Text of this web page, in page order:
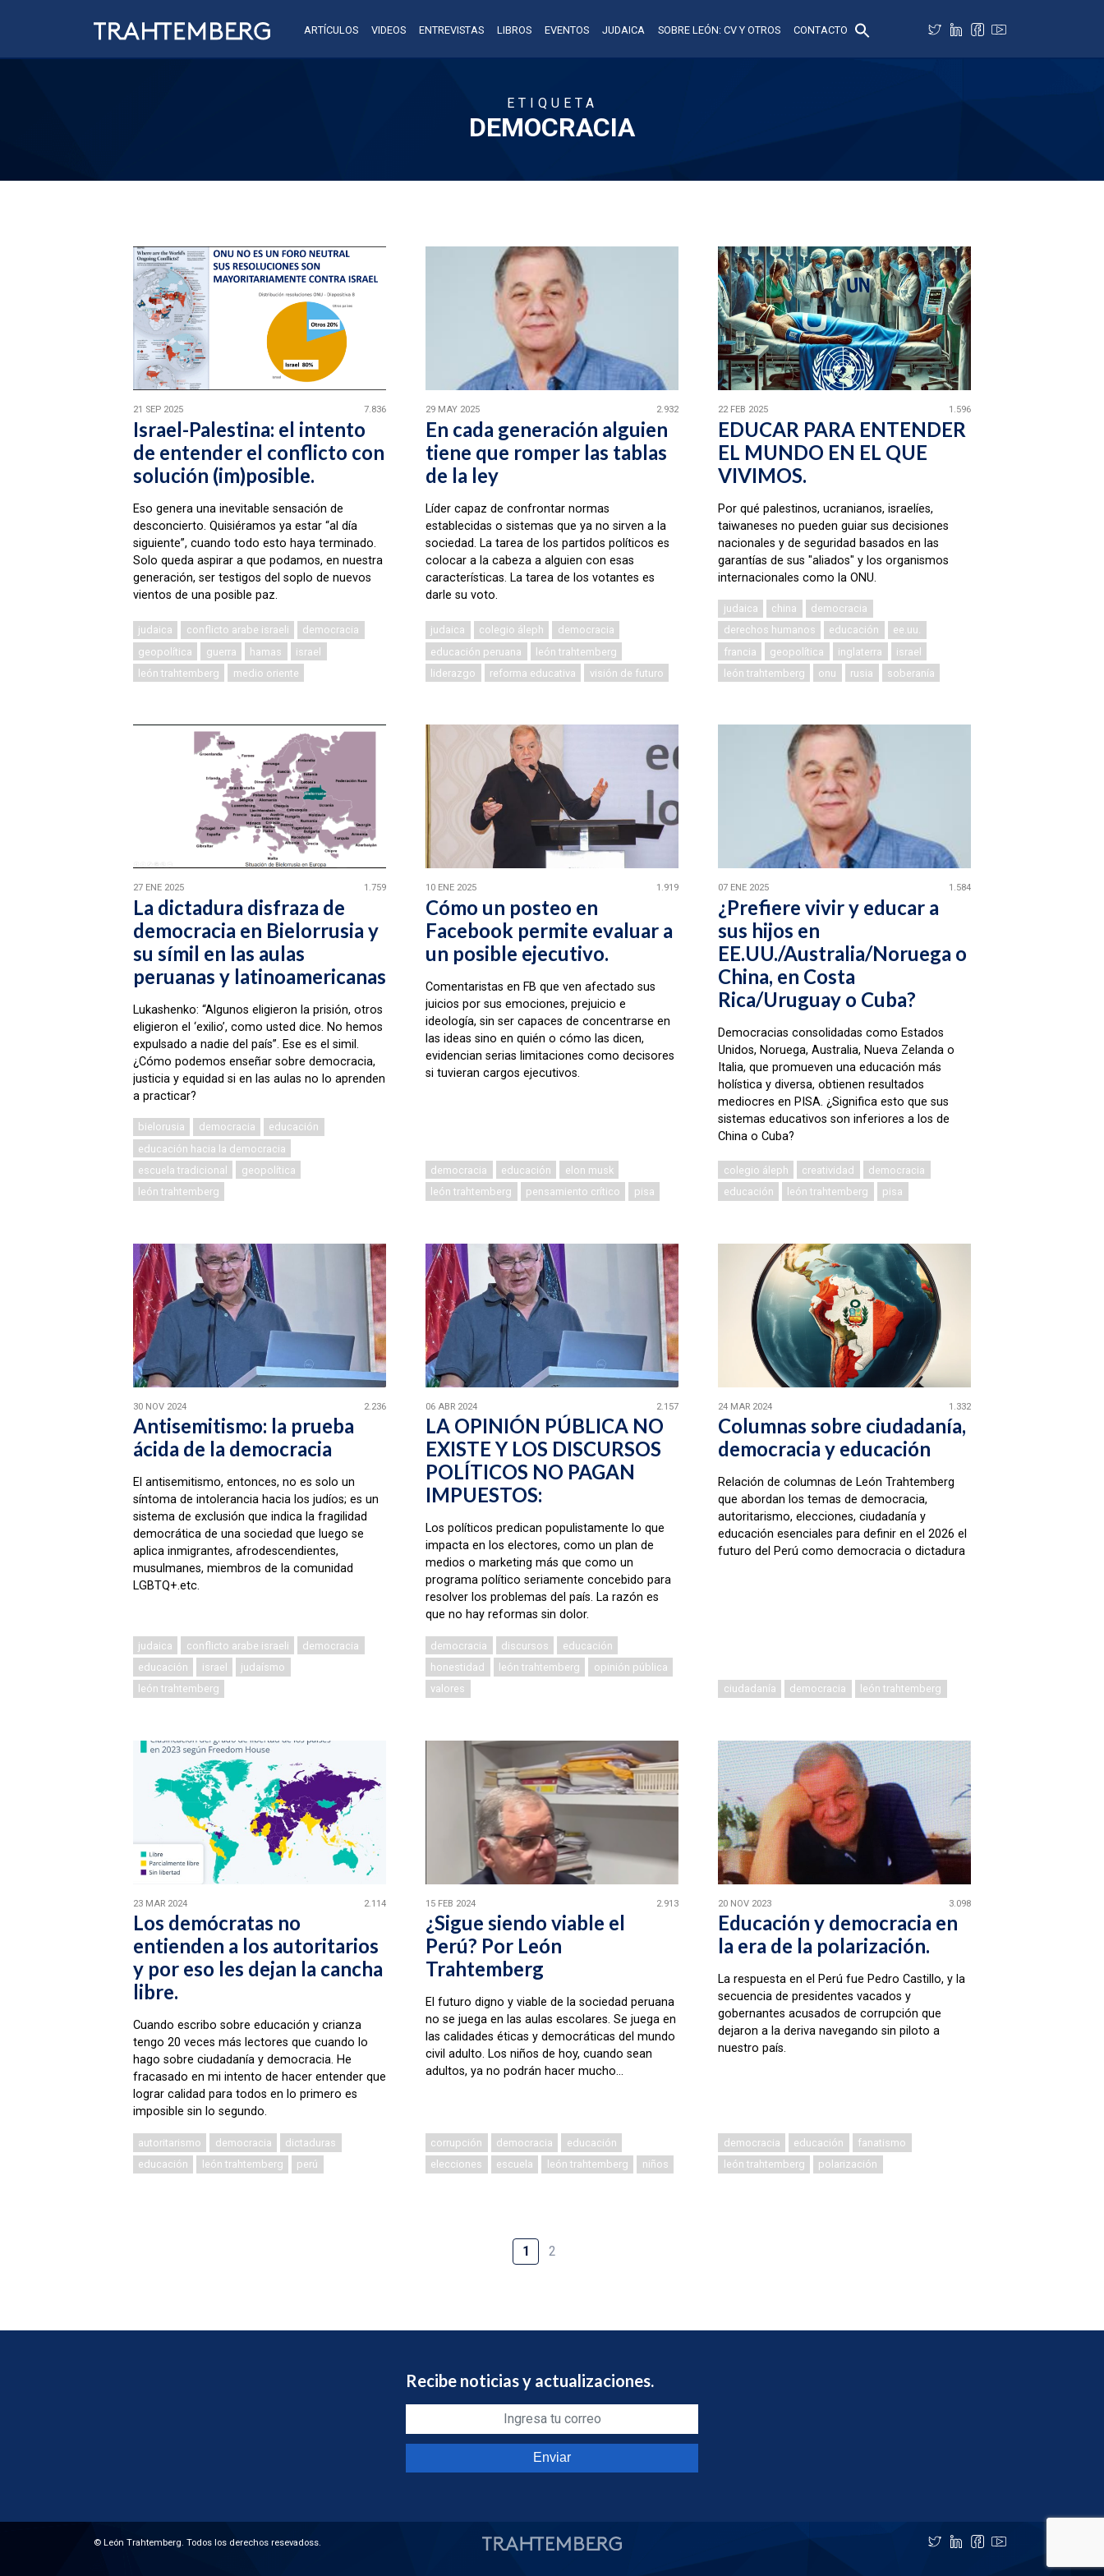
ARTÍCULOS VIDEOS ENTREVISTAS LIBROS EVENTOS JUDAICA SOBRE LEÓN: CV Y OTROS CONTACTO
ETIQUETA
DEMOCRACIA
21 SEP 2025 7.836
Israel-Palestina: el intento
de entender el conflicto con
solución (im)posible.
Eso genera una inevitable sensación de
desconcierto. Quisiéramos ya estar “al día
siguiente”, cuando todo esto haya terminado.
Solo queda aspirar a que podamos, en nuestra
generación, ser testigos del soplo de nuevos
vientos de una posible paz.
judaica conflicto arabe israeli
democracia
geopolítica
guerra hamas
israel
león trahtemberg
medio oriente
29 MAY 2025 2.932
En cada generación alguien
tiene que romper las tablas
de la ley
Líder capaz de confrontar normas
establecidas o sistemas que ya no sirven a la
sociedad. La tarea de los partidos políticos es
colocar a la cabeza a alguien con esas
características. La tarea de los votantes es
darle su voto.
judaica colegio áleph
democracia
educación peruana
león trahtemberg
liderazgo
reforma educativa visión de futuro
22 FEB 2025 1.596
EDUCAR PARA ENTENDER
EL MUNDO EN EL QUE
VIVIMOS.
Por qué palestinos, ucranianos, israelíes,
taiwaneses no pueden guiar sus decisiones
nacionales y de seguridad basados en las
garantías de sus "aliados" y los organismos
internacionales como la ONU.
judaica china
democracia
derechos humanos
educación
ee.uu.
francia
geopolítica inglaterra
israel
león trahtemberg
onu rusia soberanía
27 ENE 2025 1.759
La dictadura disfraza de
democracia en Bielorrusia y
su símil en las aulas
peruanas y latinoamericanas
Lukashenko: “Algunos eligieron la prisión, otros
eligieron el ‘exilio’, como usted dice. No hemos
expulsado a nadie del país”. Ese es el simil.
¿Cómo podemos enseñar sobre democracia,
justicia y equidad si en las aulas no lo aprenden
a practicar?
bielorusia democracia
educación
educación hacia la democracia
escuela tradicional
geopolítica
león trahtemberg
10 ENE 2025 1.919
Cómo un posteo en
Facebook permite evaluar a
un posible ejecutivo.
Comentaristas en FB que ven afectado sus
juicios por sus emociones, prejuicio e
ideología, sin ser capaces de concentrarse en
las ideas sino en quién o cómo las dicen,
evidencian serias limitaciones como decisores
si tuvieran cargos ejecutivos.
democracia educación
elon musk
león trahtemberg
pensamiento crítico pisa
07 ENE 2025 1.584
¿Prefiere vivir y educar a
sus hijos en
EE.UU./Australia/Noruega o
China, en Costa
Rica/Uruguay o Cuba?
Democracias consolidadas como Estados
Unidos, Noruega, Australia, Nueva Zelanda o
Italia, que promueven una educación más
holística y diversa, obtienen resultados
mediocres en PISA. ¿Significa esto que sus
sistemas educativos son inferiores a los de
China o Cuba?
colegio áleph creatividad
democracia
educación
león trahtemberg pisa
30 NOV 2024 2.236
Antisemitismo: la prueba
ácida de la democracia
El antisemitismo, entonces, no es solo un
síntoma de intolerancia hacia los judíos; es un
sistema de exclusión que indica la fragilidad
democrática de una sociedad que luego se
aplica inmigrantes, afrodescendientes,
musulmanes, miembros de la comunidad
LGBTQ+.etc.
judaica conflicto arabe israeli
democracia
educación
israel
judaísmo
león trahtemberg
06 ABR 2024 2.157
LA OPINIÓN PÚBLICA NO
EXISTE Y LOS DISCURSOS
POLÍTICOS NO PAGAN
IMPUESTOS:
Los políticos predican populistamente lo que
impacta en los electores, como un plan de
medios o marketing más que como un
programa político seriamente concebido para
resolver los problemas del país. La razón es
que no hay reformas sin dolor.
democracia discursos
educación
honestidad
león trahtemberg
opinión pública
valores
24 MAR 2024 1.332
Columnas sobre ciudadanía,
democracia y educación
Relación de columnas de León Trahtemberg
que abordan los temas de democracia,
autoritarismo, elecciones, ciudadanía y
educación esenciales para definir en el 2026 el
futuro del Perú como democracia o dictadura
ciudadanía democracia león trahtemberg
23 MAR 2024 2.114
Los demócratas no
entienden a los autoritarios
y por eso les dejan la cancha
libre.
Cuando escribo sobre educación y crianza
tengo 20 veces más lectores que cuando lo
hago sobre ciudadanía y democracia. He
fracasado en mi intento de hacer entender que
lograr calidad para todos en lo primero es
imposible sin lo segundo.
autoritarismo democracia
dictaduras
educación
león trahtemberg perú
15 FEB 2024 2.913
¿Sigue siendo viable el
Perú? Por León
Trahtemberg
El futuro digno y viable de la sociedad peruana
no se juega en las aulas escolares. Se juega en
las calidades éticas y democráticas del mundo
civil adulto. Los niños de hoy, cuando sean
adultos, ya no podrán hacer mucho...
corrupción democracia
educación
elecciones
escuela león trahtemberg niños
20 NOV 2023 3.098
Educación y democracia en
la era de la polarización.
La respuesta en el Perú fue Pedro Castillo, y la
secuencia de presidentes vacados y
gobernantes acusados de corrupción que
dejaron a la deriva navegando sin piloto a
nuestro país.
democracia educación
fanatismo
león trahtemberg
polarización
1 2
Recibe noticias y actualizaciones.
© León Trahtemberg. Todos los derechos resevadoss.